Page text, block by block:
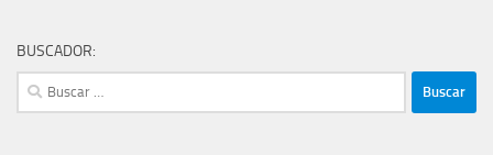
BUSCADOR:
Buscar: